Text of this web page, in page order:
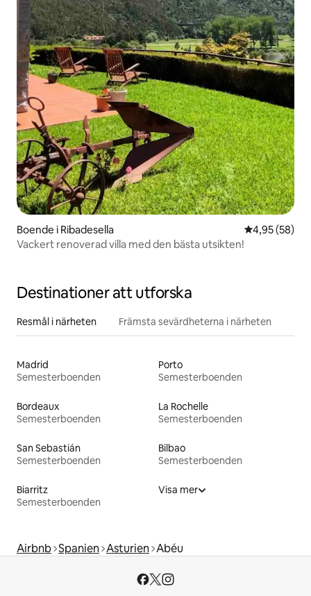
Boende i Ribadesella 4,95 av 5 i
4,95 (58)
Vackert renoverad villa med den bästa utsikten!
Destinationer att utforska
Resmål i närheten Främsta sevärdheterna i närheten
Madrid
Semesterboenden
Porto
Semesterboenden
Bordeaux
Semesterboenden
La Rochelle
Semesterboenden
San Sebastián
Semesterboenden
Bilbao
Semesterboenden
Biarritz
Semesterboenden
Visa mer
Airbnb Spanien Asturien Abéu